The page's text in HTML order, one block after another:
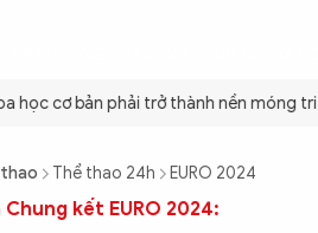
học cơ bản phải trở thành nền móng tri
Thể thao 24h EURO 2024
kết EURO 2024: